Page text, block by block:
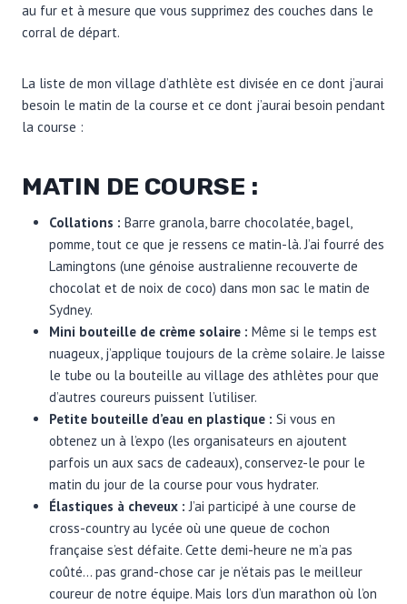
au fur et à mesure que vous supprimez des couches dans le
corral de départ.
La liste de mon village d’athlète est divisée en ce dont j’aurai
besoin le matin de la course et ce dont j’aurai besoin pendant
la course :
MATIN DE COURSE :
Collations : Barre granola, barre chocolatée, bagel,
pomme, tout ce que je ressens ce matin-là. J’ai fourré des
Lamingtons (une génoise australienne recouverte de
chocolat et de noix de coco) dans mon sac le matin de
Sydney.
Mini bouteille de crème solaire : Même si le temps est
nuageux, j’applique toujours de la crème solaire. Je laisse
le tube ou la bouteille au village des athlètes pour que
d’autres coureurs puissent l’utiliser.
Petite bouteille d’eau en plastique : Si vous en
obtenez un à l’expo (les organisateurs en ajoutent
parfois un aux sacs de cadeaux), conservez-le pour le
matin du jour de la course pour vous hydrater.
Élastiques à cheveux : J’ai participé à une course de
cross-country au lycée où une queue de cochon
française s’est défaite. Cette demi-heure ne m’a pas
coûté… pas grand-chose car je n’étais pas le meilleur
coureur de notre équipe. Mais lors d’un marathon où l’on